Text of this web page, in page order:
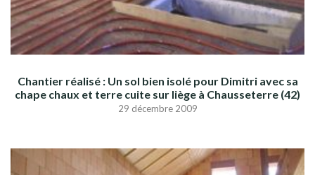
Chantier réalisé : Un sol bien isolé pour Dimitri avec sa
chape chaux et terre cuite sur liège à Chausseterre (42)
29 décembre 2009